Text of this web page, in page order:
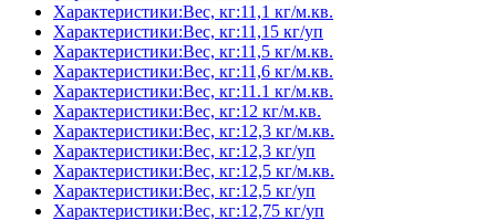
Характеристики:Вес, кг:11,1 кг/м.кв.
Характеристики:Вес, кг:11,15 кг/уп
Характеристики:Вес, кг:11,5 кг/м.кв.
Характеристики:Вес, кг:11,6 кг/м.кв.
Характеристики:Вес, кг:11.1 кг/м.кв.
Характеристики:Вес, кг:12 кг/м.кв.
Характеристики:Вес, кг:12,3 кг/м.кв.
Характеристики:Вес, кг:12,3 кг/уп
Характеристики:Вес, кг:12,5 кг/м.кв.
Характеристики:Вес, кг:12,5 кг/уп
Характеристики:Вес, кг:12,75 кг/уп